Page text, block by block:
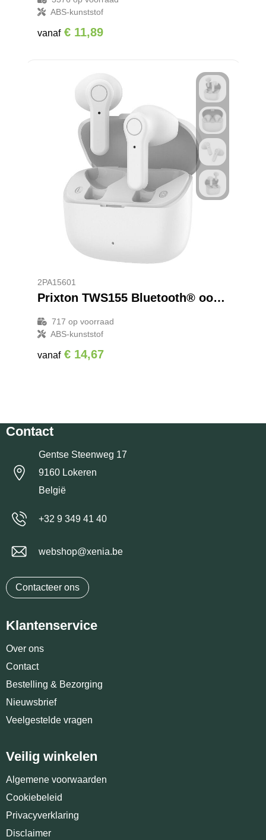
ABS-kunststof
vanaf € 11,89
2PA15601
Prixton TWS155 Bluetooth® oordopjes
717 op voorraad
ABS-kunststof
vanaf € 14,67
Contact
Gentse Steenweg 17
9160 Lokeren
België
+32 9 349 41 40
webshop@xenia.be
Contacteer ons
Klantenservice
Over ons
Contact
Bestelling & Bezorging
Nieuwsbrief
Veelgestelde vragen
Veilig winkelen
Algemene voorwaarden
Cookiebeleid
Privacyverklaring
Disclaimer